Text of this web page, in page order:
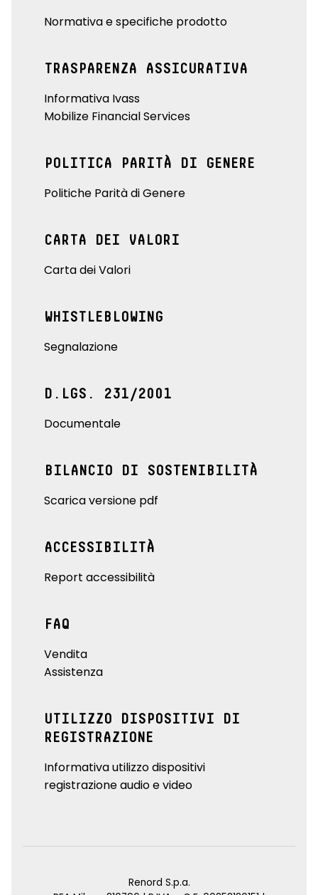
Normativa e specifiche prodotto
TRASPARENZA ASSICURATIVA
Informativa Ivass
Mobilize Financial Services
POLITICA PARITÀ DI GENERE
Politiche Parità di Genere
CARTA DEI VALORI
Carta dei Valori
WHISTLEBLOWING
Segnalazione
D.LGS. 231/2001
Documentale
BILANCIO DI SOSTENIBILITÀ
Scarica versione pdf
ACCESSIBILITÀ
Report accessibilità
FAQ
Vendita
Assistenza
UTILIZZO DISPOSITIVI DI
REGISTRAZIONE
Informativa utilizzo dispositivi
registrazione audio e video
Renord S.p.a.